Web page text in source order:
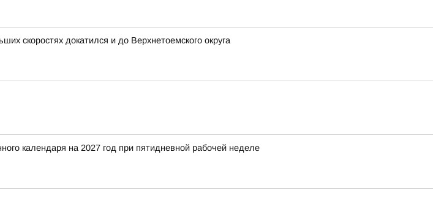
скоростях докатился и до Верхнетоемского округа
календаря на 2027 год при пятидневной рабочей неделе